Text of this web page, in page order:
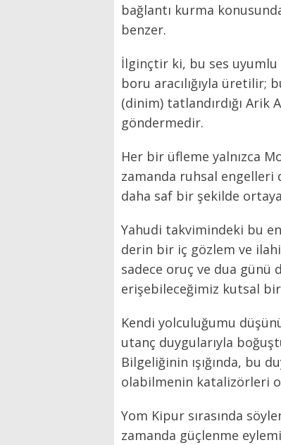
bağlantı kurma
benzer.
İlginçtir ki, bu ses uyumlu
boru aracılığıyla üretilir;
(dinim) tatlandırdığı Arik
göndermedir.
Her bir üfleme yalnızca
zamanda ruhsal engelleri
daha saf bir şekilde ortaya
Yahudi takvimindeki bu
derin bir iç gözlem ve
sadece oruç ve dua günü
erişebileceğimiz kutsal bir
Kendi yolculuğumu
utanç duygularıyla
Bilgeliğinin ışığında, bu
olabilmenin katalizörleri
Yom Kipur sırasında
zamanda güçlenme